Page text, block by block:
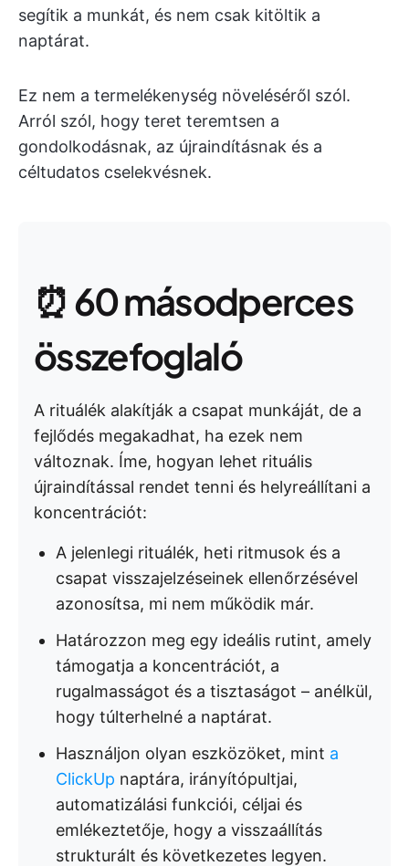
segítik a munkát, és nem csak kitöltik a
naptárat.
Ez nem a termelékenység növeléséről szól.
Arról szól, hogy teret teremtsen a
gondolkodásnak, az újraindításnak és a
céltudatos cselekvésnek.
⏰ 60 másodperces
összefoglaló
A rituálék alakítják a csapat munkáját, de a
fejlődés megakadhat, ha ezek nem
változnak. Íme, hogyan lehet rituális
újraindítással rendet tenni és helyreállítani a
koncentrációt:
A jelenlegi rituálék, heti ritmusok és a
csapat visszajelzéseinek ellenőrzésével
azonosítsa, mi nem működik már.
Határozzon meg egy ideális rutint, amely
támogatja a koncentrációt, a
rugalmasságot és a tisztaságot – anélkül,
hogy túlterhelné a naptárat.
Használjon olyan eszközöket, mint a
ClickUp naptára, irányítópultjai,
automatizálási funkciói, céljai és
emlékeztetője, hogy a visszaállítás
strukturált és következetes legyen.